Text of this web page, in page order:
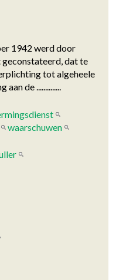
1942 werd door
geconstateerd, dat te
tot algeheele
de ..............
waarschuwen